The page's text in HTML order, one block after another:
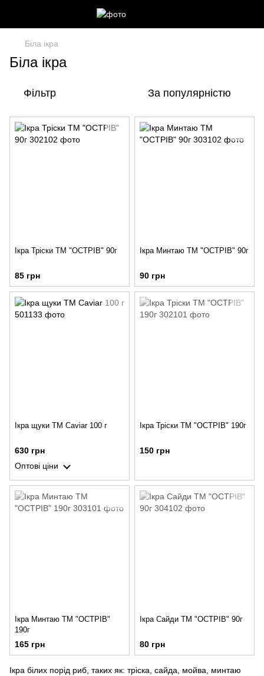
Біла ікра
Біла ікра
Фільтр За популярністю
Ікра Тріски ТМ "ОСТРІВ" 90г
85 грн
Ікра Минтаю ТМ "ОСТРІВ" 90г
90 грн
Ікра щуки ТМ Caviar 100 г
630 грн
Оптові ціни
Ікра Тріски ТМ "ОСТРІВ" 190г
150 грн
Ікра Минтаю ТМ "ОСТРІВ"
190г
165 грн
Ікра Сайди ТМ "ОСТРІВ" 90г
80 грн
Ікра білих порід риб, таких як: тріска, сайда, мойва, минтаю